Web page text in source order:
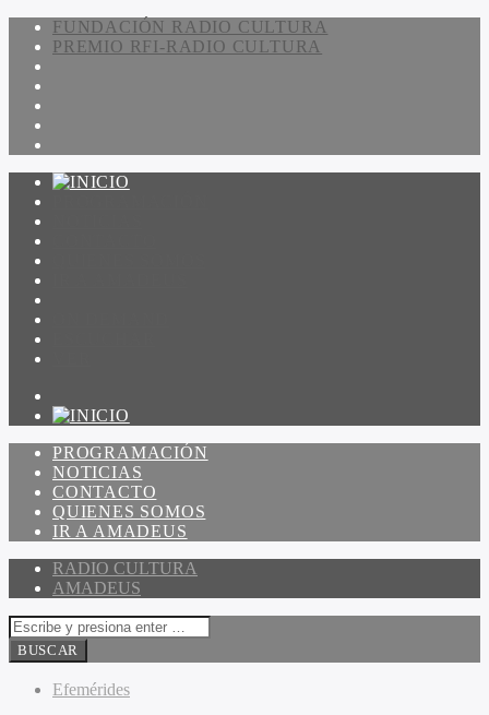
FUNDACIÓN RADIO CULTURA
PREMIO RFI-RADIO CULTURA
PROGRAMACIÓN
NOTICIAS
CONTACTO
QUIENES SOMOS
IR A AMADEUS
RADIO CULTURA
AMADEUS
Efemérides